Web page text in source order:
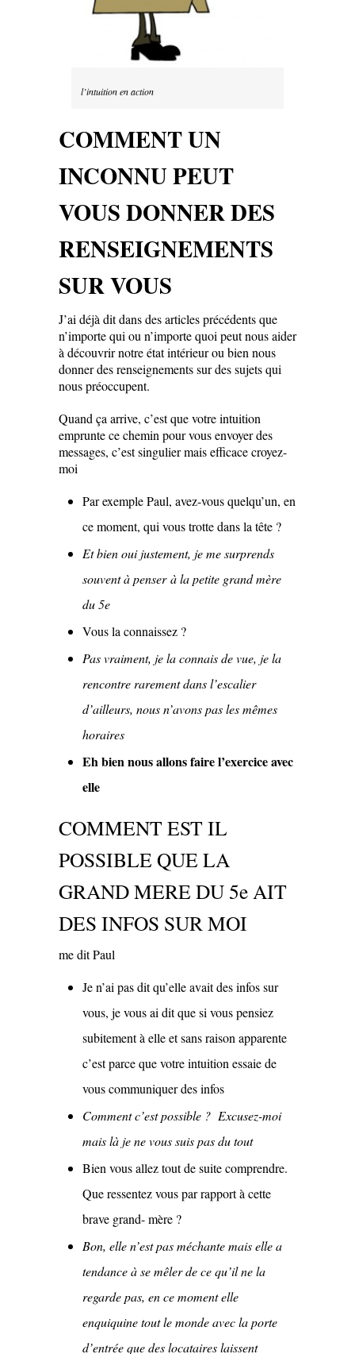
l’intuition en action
COMMENT UN
INCONNU PEUT
VOUS DONNER DES
RENSEIGNEMENTS
SUR VOUS
J’ai déjà dit dans des articles précédents que
n’importe qui ou n’importe quoi peut nous aider
à découvrir notre état intérieur ou bien nous
donner des renseignements sur des sujets qui
nous préoccupent.
Quand ça arrive, c’est que votre intuition
emprunte ce chemin pour vous envoyer des
messages, c’est singulier mais efficace croyez-
moi
Par exemple Paul, avez-vous quelqu’un, en
ce moment, qui vous trotte dans la tête ?
Et bien oui justement, je me surprends
souvent à penserà la petite grand mère
du 5e
Vous la connaissez ?
Pas vraiment, je la connais de vue, je la
rencontre rarement dans l’escalier
d’ailleurs, nous n’avons pas les mêmes
horaires
Eh bien nous allons faire l’exercice avec
elle
COMMENT EST IL
POSSIBLE QUE LA
GRAND MERE DU 5e AIT
DES INFOS SUR MOI
me dit Paul
Je n’ai pas dit qu’elle avait des infos sur
vous, je vous ai dit que si vous pensiez
subitement à elle et sans raison apparente
c’est parce que votre intuition essaie de
vous communiquer des infos
Comment c’est possible ? Excusez-moi
mais là je ne vous suis pas du tout
Bien vous allez tout de suite comprendre.
Que ressentez vous par rapport à cette
brave grand- mère ?
Bon, elle n’est pas méchante mais elle a
tendance à se mêler de ce qu’il ne la
regarde pas, en ce moment elle
enquiquine tout le monde avec la porte
d’entrée que des locataires laissent